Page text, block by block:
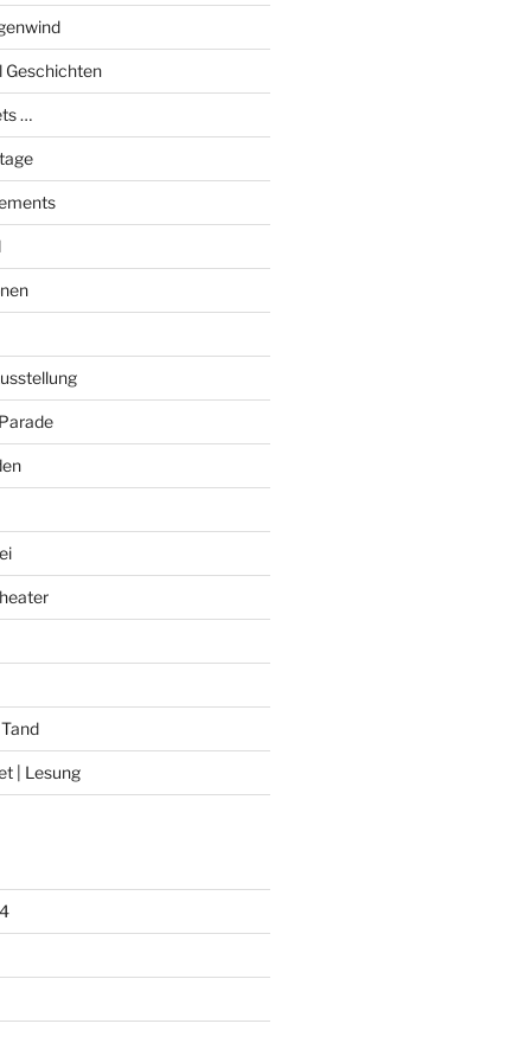
Geschichten
…
| Lesung